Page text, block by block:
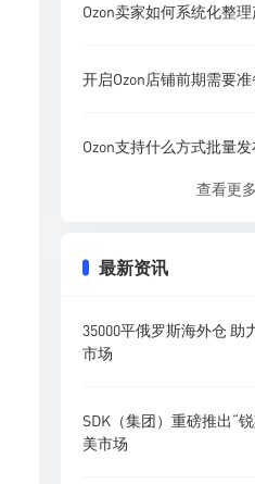
Ozon卖家如何系统化整
开启Ozon店铺前期需要
Ozon支持什么方式批量
什么插件可以分析Ozon店
Ozon参与促销活动需要收
卖家如何在Ozon平台精
查看更多
最新资讯
35000平俄罗斯海外仓 助
市场
SDK（集团）重磅推出“
美市场